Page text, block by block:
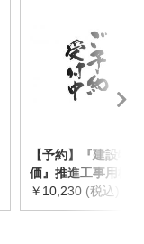
【予約】『建設物
価』推進工事用機械
器具等基礎価格表
2026年度版
￥10,230 (税込)